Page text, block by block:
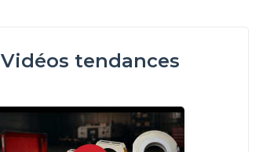
Vidéos tendances